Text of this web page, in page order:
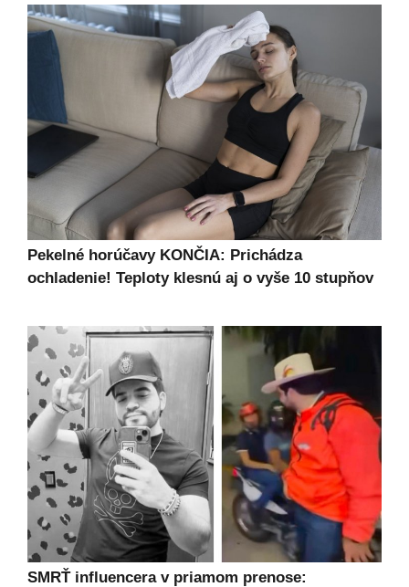
Pekelné horúčavy KONČIA: Prichádza
ochladenie! Teploty klesnú aj o vyše 10 stupňov
SMRŤ influencera v priamom prenose: